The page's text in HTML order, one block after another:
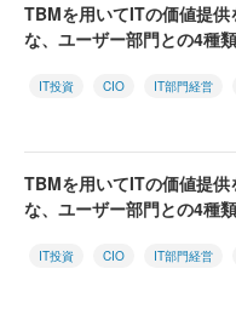
TBMを用いてITの価値提
な、ユーザー部門との4種
IT投資 CIO IT部門経営
TBMを用いてITの価値提
な、ユーザー部門との4種
IT投資 CIO IT部門経営